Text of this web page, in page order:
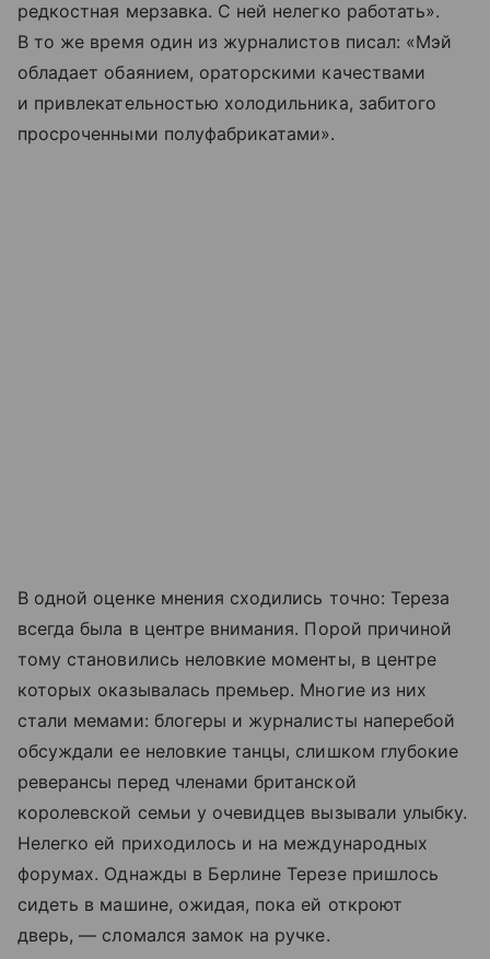
редкостная мерзавка. С ней нелегко работать».
В то же время один из журналистов писал: «Мэй
обладает обаянием, ораторскими качествами
и привлекательностью холодильника, забитого
просроченными полуфабрикатами».
В одной оценке мнения сходились точно: Тереза
всегда была в центре внимания. Порой причиной
тому становились неловкие моменты, в центре
которых оказывалась премьер. Многие из них
стали мемами: блогеры и журналисты наперебой
обсуждали ее неловкие танцы, слишком глубокие
реверансы перед членами британской
королевской семьи у очевидцев вызывали улыбку.
Нелегко ей приходилось и на международных
форумах. Однажды в Берлине Терезе пришлось
сидеть в машине, ожидая, пока ей откроют
дверь, — сломался замок на ручке.